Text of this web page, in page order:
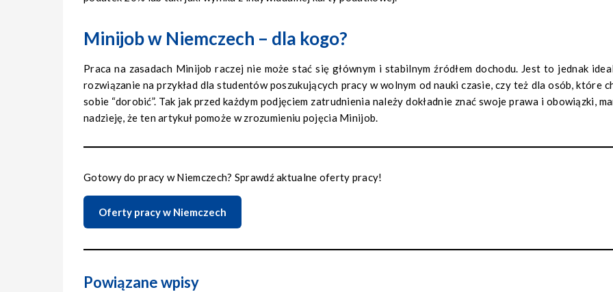
Minijob w Niemczech – dla kogo?
Praca na zasadach Minijob raczej nie może stać się głównym i stabilnym źródłem dochodu. Jest to jednak
rozwiązanie na przykład dla studentów poszukujących pracy w wolnym od nauki czasie, czy też dla osób, które
sobie “dorobić”. Tak jak przed każdym podjęciem zatrudnienia należy dokładnie znać swoje prawa i obowiązki,
nadzieję, że ten artykuł pomoże w zrozumieniu pojęcia Minijob.
Gotowy do pracy w Niemczech? Sprawdź aktualne oferty pracy!
Oferty pracy w Niemczech
Powiązane wpisy